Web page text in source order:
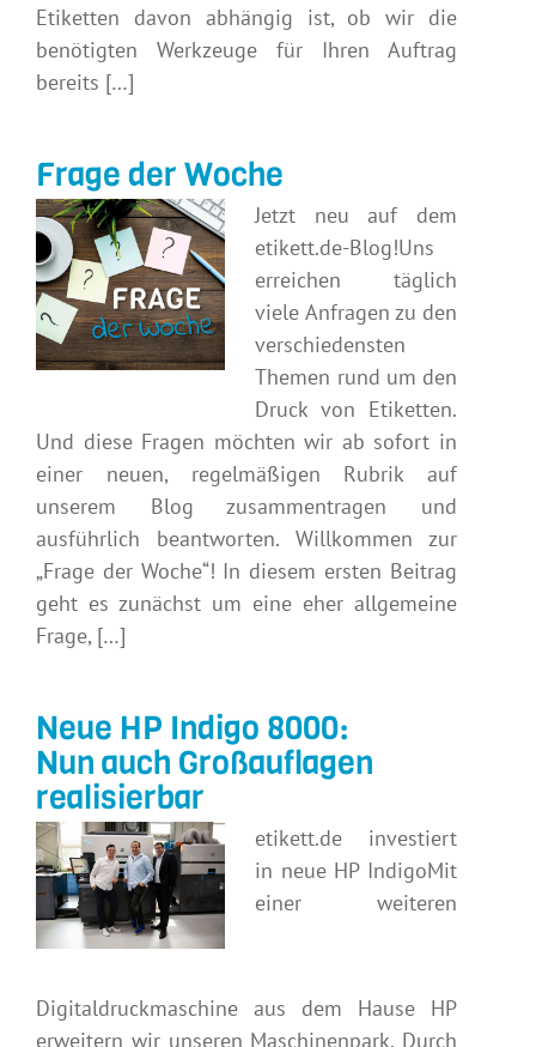
Etiketten davon abhängig ist, ob wir die
benötigten Werkzeuge für Ihren Auftrag
bereits […]
Frage der Woche
Jetzt neu auf dem
etikett.de-Blog!Uns
erreichen täglich
viele Anfragen zu den
verschiedensten
Themen rund um den
Druck von Etiketten.
Und diese Fragen möchten wir ab sofort in
einer neuen, regelmäßigen Rubrik auf
unserem Blog zusammentragen und
ausführlich beantworten. Willkommen zur
„Frage der Woche“! In diesem ersten Beitrag
geht es zunächst um eine eher allgemeine
Frage, […]
Neue HP Indigo 8000:
Nun auch Großauflagen
realisierbar
etikett.de investiert
in neue HP IndigoMit
einer weiteren
Digitaldruckmaschine aus dem Hause HP
erweitern wir unseren Maschinenpark. Durch